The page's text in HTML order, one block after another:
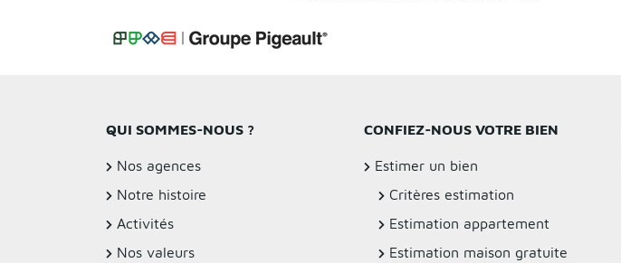
QUI SOMMES-NOUS ?
Nos agences
Notre histoire
Activités
Nos valeurs
CONFIEZ-NOUS VOTRE BIEN
Estimer un bien
Critères estimation
Estimation appartement
Estimation maison gratuite